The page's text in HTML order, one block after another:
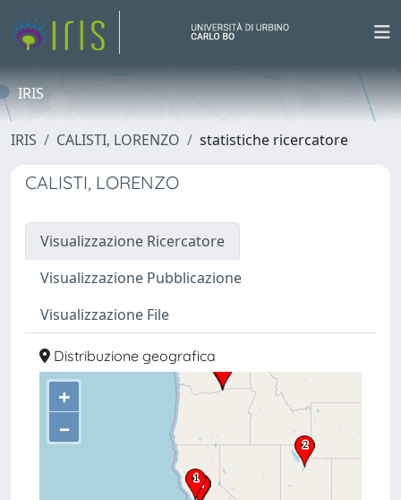
IRIS
IRIS CALISTI, LORENZO statistiche ricercatore
CALISTI, LORENZO
Visualizzazione Ricercatore
Visualizzazione Pubblicazione
Visualizzazione File
Distribuzione geografica
+
–